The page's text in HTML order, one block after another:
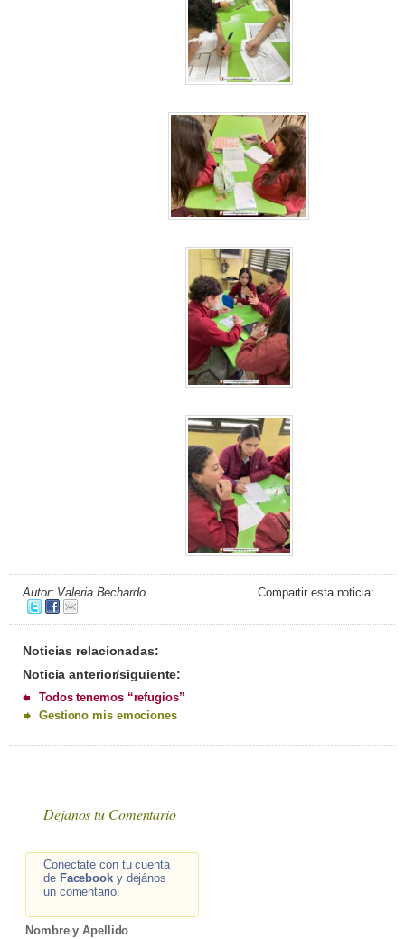
Autor: Valeria Bechardo Compartir esta noticia:
Noticias relacionadas:
Noticia anterior/siguiente:
Todos tenemos “refugios”
Gestiono mis emociones
Dejanos tu Comentario
Conectate con tu cuenta
de Facebooky dejános
un comentario.
Nombre y Apellido